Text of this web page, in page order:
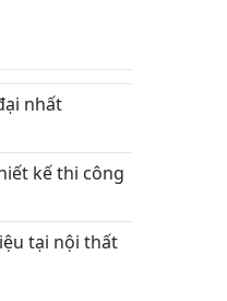
nhất
kế thi công
tại nội thất